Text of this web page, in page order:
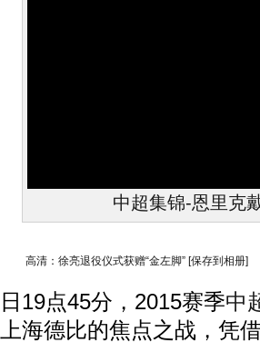
中超集锦-恩里克
高清：徐亮退役仪式获赠“金左脚” [保存到相册]
日19点45分，2015赛季中
上海德比的焦点之战，凭